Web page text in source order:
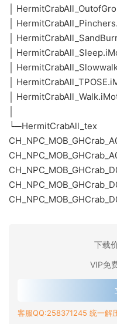
│
│
│
│
│
│
│
└─HermitCrabAll_tex
下载
VIP免
客服QQ:258371245 统一